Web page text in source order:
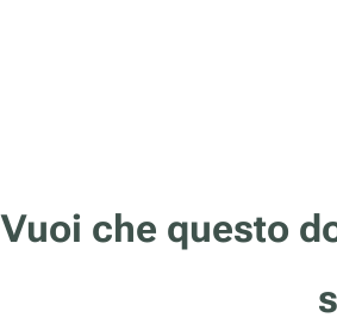
Vuoi che questo